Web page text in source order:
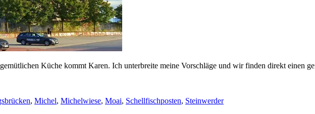
Küche kommt Karen. Ich unterbreite meine Vorschläge und wir finden direkt einen
, Michel, Michelwiese, Moai, Schellfischposten, Steinwerder